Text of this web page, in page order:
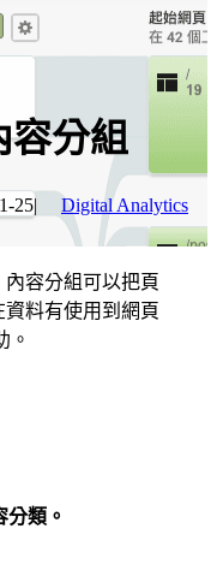
容分組
25|
Digital Analytics
容分組可以把頁
料有使用到網頁
。
分類。